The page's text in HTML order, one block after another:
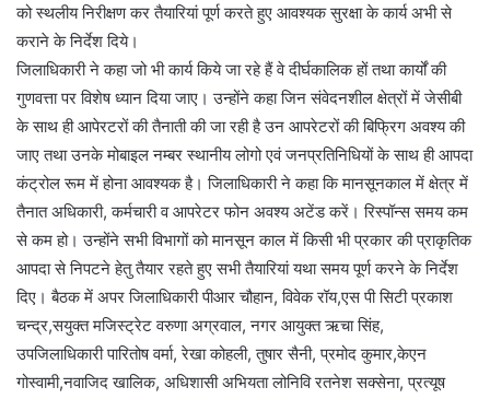
को स्थलीय निरीक्षण कर तैयारियां पूर्ण करते हुए आवश्यक सुरक्षा के कार्य अभी से
कराने के निर्देश दिये।
जिलाधिकारी ने कहा जो भी कार्य किये जा रहे हैं वे दीर्घकालिक हों तथा कार्यों की
गुणवत्ता पर विशेष ध्यान दिया जाए। उन्होंने कहा जिन संवेदनशील क्षेत्रों में जेसीबी
के साथ ही आपेरटरों की तैनाती की जा रही है उन आपरेटरों की बिफ्रिग अवश्य की
जाए तथा उनके मोबाइल नम्बर स्थानीय लोगो एवं जनप्रतिनिधियों के साथ ही आपदा
कंट्रोल रूम में होना आवश्यक है। जिलाधिकारी ने कहा कि मानसूनकाल में क्षेत्र में
तैनात अधिकारी, कर्मचारी व आपरेटर फोन अवश्य अटेंड करें। रिस्पॉन्स समय कम
से कम हो। उन्होंने सभी विभागों को मानसून काल में किसी भी प्रकार की प्राकृतिक
आपदा से निपटने हेतु तैयार रहते हुए सभी तैयारियां यथा समय पूर्ण करने के निर्देश
दिए। बैठक में अपर जिलाधिकारी पीआर चौहान, विवेक रॉय,एस पी सिटी प्रकाश
चन्द्र,सयुक्त मजिस्ट्रेट वरुणा अग्रवाल, नगर आयुक्त ऋचा सिंह,
उपजिलाधिकारी पारितोष वर्मा, रेखा कोहली, तुषार सैनी, प्रमोद कुमार,केएन
गोस्वामी,नवाजिद खालिक, अधिशासी अभियता लोनिवि रतनेश सक्सेना, प्रत्यूष